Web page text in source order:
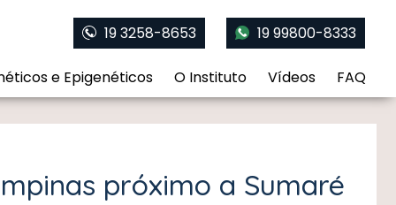
19 3258-8653 19 99800-8333
e Epigenéticos O Instituto Vídeos FAQ
próximo a Sumaré